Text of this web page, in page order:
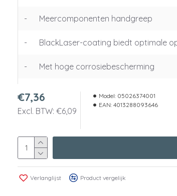
- Meercomponenten handgreep
- BlackLaser-coating biedt optimale
- Met hoge corrosiebescherming
Overdracht van hoge
€7,36
Excl. BTW: €6,09
Model: 05026374001
EAN: 4013288093646
Verlanglijst Product vergelijk